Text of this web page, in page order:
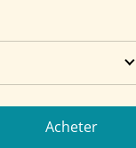
Acheter